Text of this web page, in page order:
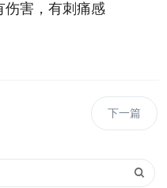
伤害，有刺痛感
下一篇